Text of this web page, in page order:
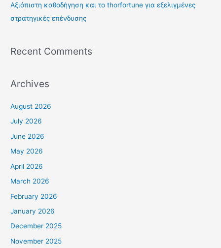
Αξιόπιστη καθοδήγηση και το thorfortune για εξελιγμένες
στρατηγικές επένδυσης
Recent Comments
Archives
August 2026
July 2026
June 2026
May 2026
April 2026
March 2026
February 2026
January 2026
December 2025
November 2025